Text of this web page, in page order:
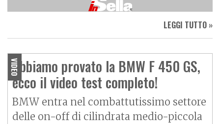
LEGGI TUTTO »
VIDEO
Abbiamo provato la BMW F 450 GS,
ecco il video test completo!
BMW entra nel combattutissimo settore
delle on-off di cilindrata medio-piccola